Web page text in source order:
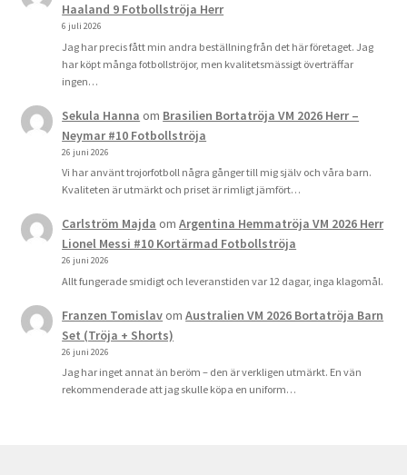
Haaland 9 Fotbollströja Herr
6 juli 2026
Jag har precis fått min andra beställning från det här företaget. Jag
har köpt många fotbollströjor, men kvalitetsmässigt överträffar
ingen…
Sekula Hanna om Brasilien Bortatröja VM 2026 Herr –
Neymar #10 Fotbollströja
26 juni 2026
Vi har använt trojorfotboll några gånger till mig själv och våra barn.
Kvaliteten är utmärkt och priset är rimligt jämfört…
Carlström Majda omArgentina Hemmatröja VM 2026 Herr
Lionel Messi #10 Kortärmad Fotbollströja
26 juni 2026
Allt fungerade smidigt och leveranstiden var 12 dagar, inga klagomål.
Franzen TomislavomAustralien VM 2026 Bortatröja Barn
Set (Tröja + Shorts)
26 juni 2026
Jag har inget annat än beröm – den är verkligen utmärkt. En vän
rekommenderade att jag skulle köpa en uniform…